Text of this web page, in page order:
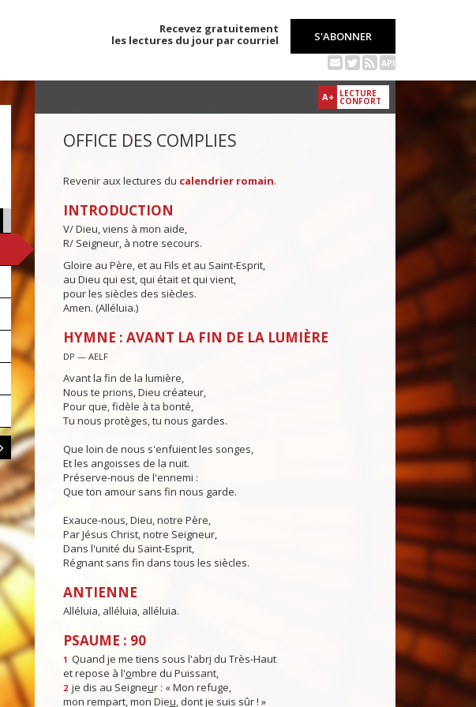
Recevez gratuitement
les lectures du jour par courriel
S'ABONNER
API
A+ LECTURE
CONFORT
OFFICE DES COMPLIES
Revenir aux lectures du calendrier romain.
INTRODUCTION
V/ Dieu, viens à mon aide,
R/ Seigneur, à notre secours.
Gloire au Père, et au Fils et au Saint-Esprit,
au Dieu qui est, qui était et qui vient,
pour les siècles des siècles.
Amen. (Alléluia.)
HYMNE : AVANT LA FIN DE LA LUMIÈRE
DP — AELF
Avant la fin de la lumière,
Nous te prions, Dieu créateur,
Pour que, fidèle à ta bonté,
Tu nous protèges, tu nous gardes.
Que loin de nous s'enfuient les songes,
Et les angoisses de la nuit.
Préserve-nous de l'ennemi :
Que ton amour sans fin nous garde.
Exauce-nous, Dieu, notre Père,
Par Jésus Christ, notre Seigneur,
Dans l'unité du Saint-Esprit,
Régnant sans fin dans tous les siècles.
ANTIENNE
Alléluia, alléluia, alléluia.
PSAUME : 90
1 Quand je me tiens sous l'abri du Très-Haut
et repose à l'ombre du Puissant,
2 je dis au Seigneur : « Mon refuge,
mon rempart, mon Dieu, dont je suis sûr ! »